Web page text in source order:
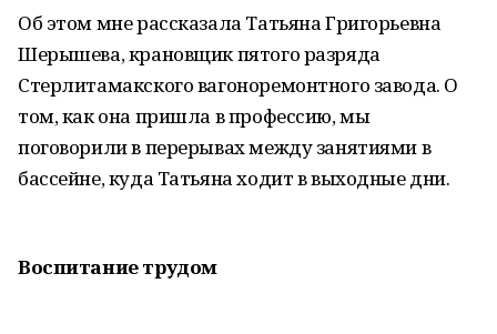
Об этом мне рассказала Татьяна Григорьевна
Шерышева, крановщик пятого разряда
Стерлитамакского вагоноремонтного завода. О
том, как она пришла в профессию, мы
поговорили в перерывах между занятиями в
бассейне, куда Татьяна ходит в выходные дни.
Воспитание трудом